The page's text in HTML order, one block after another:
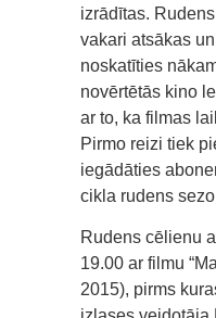
izrādītas.
vakari atsākas
noskatīties
novērtētās kino
ar to, ka filmas
Pirmo reizi tiek
iegādāties
cikla rudens
Rudens cēlienu
19.00 ar filmu
2015), pirms